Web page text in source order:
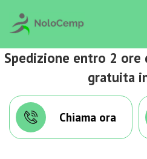
Spedizione entro 2 ore
gratuita
Chiama ora